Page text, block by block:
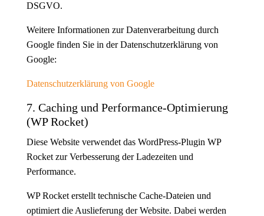
DSGVO.
Weitere Informationen zur Datenverarbeitung durch
Google finden Sie in der Datenschutzerklärung von
Google:
Datenschutzerklärung von Google
7. Caching und Performance-Optimierung
(WP Rocket)
Diese Website verwendet das WordPress-Plugin WP
Rocket zur Verbesserung der Ladezeiten und
Performance.
WP Rocket erstellt technische Cache-Dateien und
optimiert die Auslieferung der Website. Dabei werden